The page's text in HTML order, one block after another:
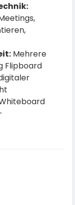
Mehrere
Flipboard